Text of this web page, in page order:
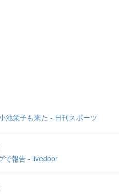
池栄子も来た - 日刊スポーツ
で報告 - livedoor